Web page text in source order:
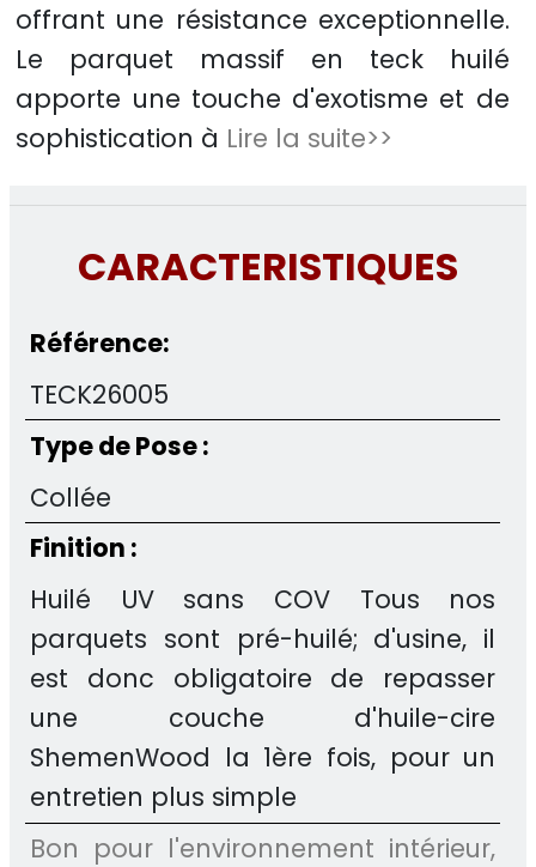
offrant une résistance exceptionnelle.
Le parquet massif en teck huilé
apporte une touche d'exotisme et de
sophistication à Lire la suite>>
CARACTERISTIQUES
Référence:
TECK26005
Type de Pose :
Collée
Finition :
Huilé UV sans COV Tous nos
parquets sont pré-huilé; d'usine, il
est donc obligatoire de repasser
une couche d'huile-cire
ShemenWood la 1ère fois, pour un
entretien plus simple
Bon pour l'environnement intérieur,